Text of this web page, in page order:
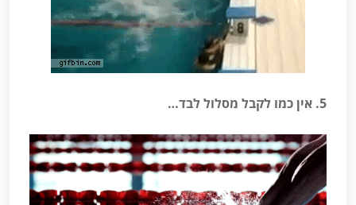
5. אין כמו לקבל מסלול לבד…